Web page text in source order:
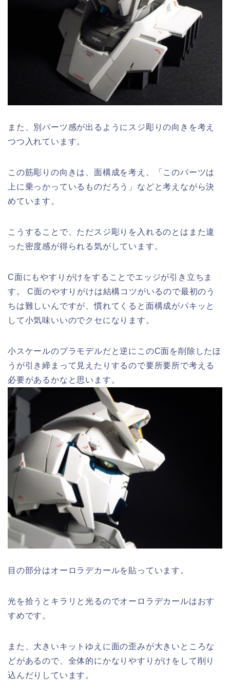
また、別パーツ感が出るようにスジ彫りの向きを考え
つつ入れています。
この筋彫りの向きは、面構成を考え、「このパーツは
上に乗っかっているものだろう」などと考えながら決
めています。
こうすることで、ただスジ彫りを入れるのとはまた違
った密度感が得られる気がしています。
C面にもやすりがけをすることでエッジが引き立ちま
す。 C面のやすりがけは結構コツがいるので最初のう
ちは難しいんですが、慣れてくると面構成がパキッと
して小気味いいのでクセになります。
小スケールのプラモデルだと逆にこのC面を削除したほ
うが引き締まって見えたりするので要所要所で考える
必要があるかなと思います。
目の部分はオーロラデカールを貼っています。
光を拾うとキラリと光るのでオーロラデカールはおす
すめです。
また、大きいキットゆえに面の歪みが大きいところな
どがあるので、全体的にかなりやすりがけをして削り
込んだりしています。